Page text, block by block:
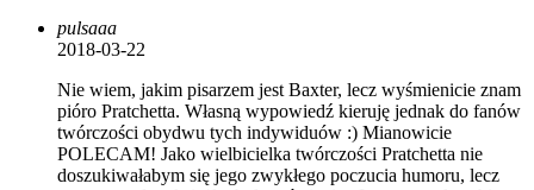
pulsaaa
2018-03-22
Nie wiem, jakim pisarzem jest Baxter, lecz wyśmienicie znam
pióro Pratchetta. Własną wypowiedź kieruję jednak do fanów
twórczości obydwu tych indywiduów :) Mianowicie
POLECAM! Jako wielbicielka twórczości Pratchetta nie
doszukiwałabym się jego zwykłego poczucia humoru, lecz